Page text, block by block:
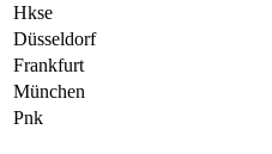
Hkse
Düsseldorf
Frankfurt
München
Pnk